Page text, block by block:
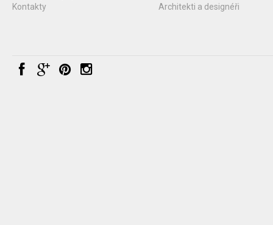
Kontakty
Architekti a designéři